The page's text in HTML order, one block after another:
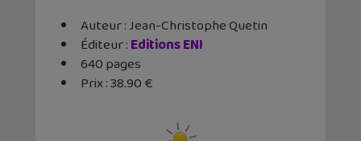
Auteur : Jean-Christophe Quetin
Éditeur ‏:‎Editions ENI
640 pages
Prix : 38.90 €